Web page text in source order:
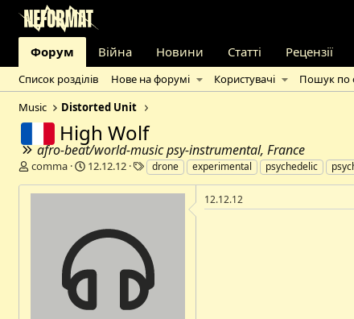
Форум Війна Новини Статті Рецензії
Список розділів Нове на форумі Користувачі
Пошук по
Music
Distorted Unit
High Wolf
afro-beat/world-music psy-instrumental, France
А
т
comma
Д
т
т
о
р
н
12.12.12
Т
е
г
drone experimental psychedelic
12.12.12